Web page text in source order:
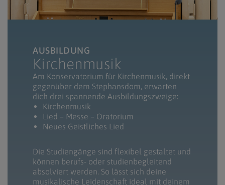
AUSBILDUNG
Kirchenmusik
Am Konservatorium für Kirchenmusik, direkt
gegenüber dem Stephansdom, erwarten
dich drei spannende Ausbildungszweige:
Kirchenmusik
Lied – Messe – Oratorium
Neues Geistliches Lied
Die Studiengänge sind flexibel gestaltet und
können berufs- oder studienbegleitend
absolviert werden. So lässt sich deine
musikalische Leidenschaft ideal mit deinem